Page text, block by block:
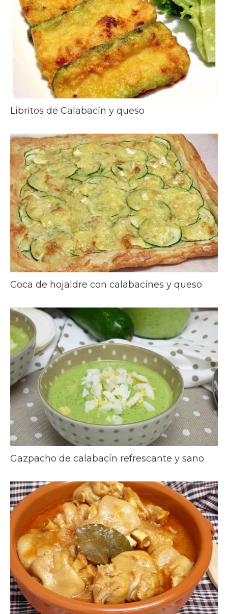
Libritos de Calabacín y queso
Coca de hojaldre con calabacines y queso
Gazpacho de calabacín refrescante y sano